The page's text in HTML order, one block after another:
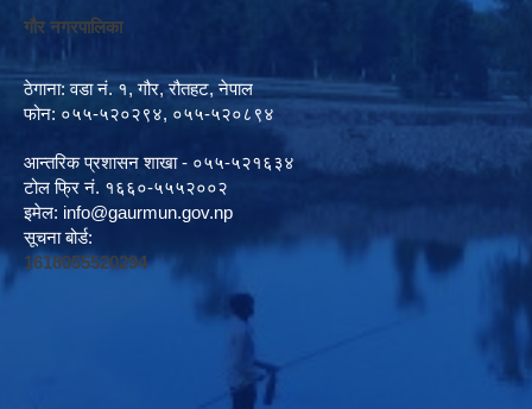
गौर नगरपालिका
ठेगाना: वडा नं. १, गौर, रौतहट, नेपाल
फोन: ०५५-५२०२९४, ०५५-५२०८९४
आन्तरिक प्रशासन शाखा - ०५५-५२१६३४
टोल फ्रि नं. १६६०-५५५२००२
इमेल: info@gaurmun.gov.np
सूचना बोर्ड:
1618055520294